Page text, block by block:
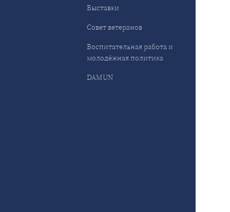
Выставки
Совет ветеранов
Воспитательная работа и
молодёжная политика
DAMUN